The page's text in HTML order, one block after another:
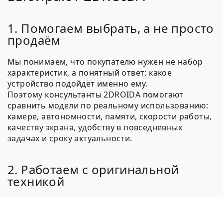
1. Помогаем выбрать, а не просто
продаём
Мы понимаем, что покупателю нужен не набор
характеристик, а понятный ответ: какое
устройство подойдёт именно ему.
Поэтому консультанты 2DROIDA помогают
сравнить модели по реальному использованию:
камере, автономности, памяти, скорости работы,
качеству экрана, удобству в повседневных
задачах и сроку актуальности.
2. Работаем с оригинальной
техникой